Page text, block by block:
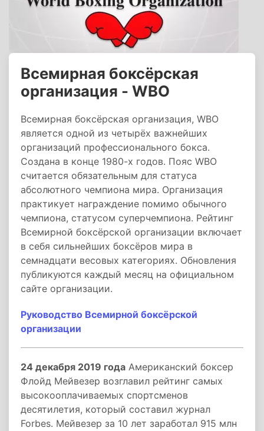
Всемирная боксёрская
организация - WBO
Всемирная боксёрская организация, WBO
является одной из четырёх важнейших
организаций профессионального бокса.
Создана в конце 1980-х годов. Пояс WBO
считается обязательным для статуса
абсолютного чемпиона мира. Организация
практикует награждение помимо обычного
чемпиона, статусом суперчемпиона. Рейтинг
Всемирной боксёрской организации включает
в себя сильнейших боксёров мира в
семнадцати весовых категориях. Обновления
публикуются каждый месяц на официальном
сайте организации.
Руководство Всемирной боксёрской
организации
24 декабря 2019 года Американский боксер
Флойд Мейвезер возглавил рейтинг самых
высокооплачиваемых спортсменов
десятилетия, который составил журнал
Forbes. Мейвезер за 10 лет заработал 915 млн